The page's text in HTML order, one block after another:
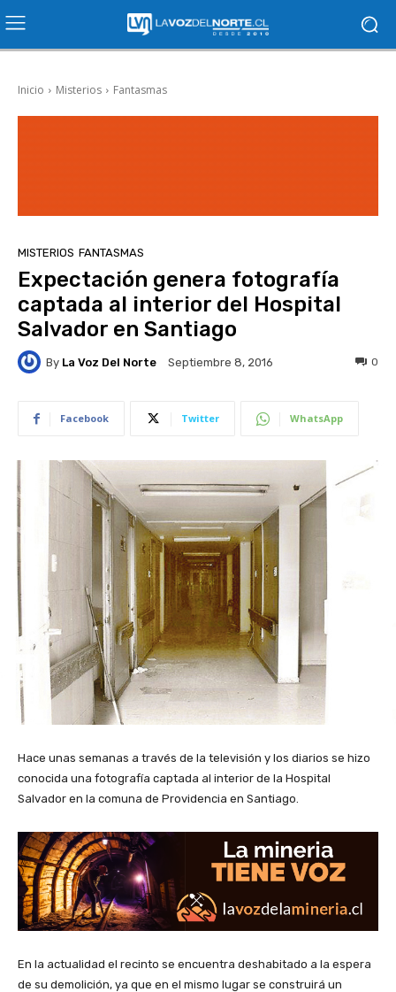
Inicio Misterios Fantasmas
MISTERIOS FANTASMAS
Expectación genera fotografía
captada al interior del Hospital
Salvador en Santiago
By La Voz Del Norte Septiembre 8, 2016 0
Facebook Twitter WhatsApp
Hace unas semanas a través de la televisión y los diarios se hizo
conocida una fotografía captada al interior de la Hospital
Salvador en la comuna de Providencia en Santiago.
En la actualidad el recinto se encuentra deshabitado a la espera
de su demolición, ya que en el mismo lugar se construirá un